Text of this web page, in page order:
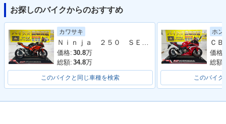
KRT Edition・カラ
ーチェンジ
0・カラーチェンジ
KRT Edition・マイ
ナーチェンジ
お探しのバイクからのおすすめ
カワサキ
Ｎｉｎｊａ ２５０ ＳＥ ＥＸ２５０Ｌ型 ２０１４年モデル ＥＴＣ 社外マルチバー フェンダーレス ＵＳＢポート
価格: 30.8万
総額: 34.8万
このバイクと同じ車種を検索
ホン
価格:
総額:
このバイク